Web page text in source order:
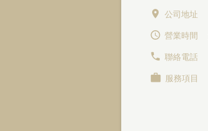
公司地址
營業時間
聯絡電話
服務項目